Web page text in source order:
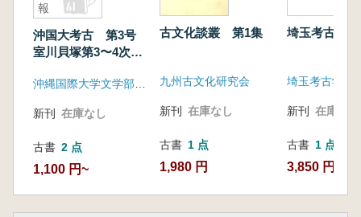
報
沖国大考古 第3号
室川貝塚第3〜4次発
新刊 在庫なし
古書 2 点
1,100 円~
古文化談叢 第1集
九州古文化研究会
新刊 在庫なし
古書 1 点
1,980 円
埼玉考古
埼玉考古学会
新刊 在庫なし
古書 1 点
3,850 円